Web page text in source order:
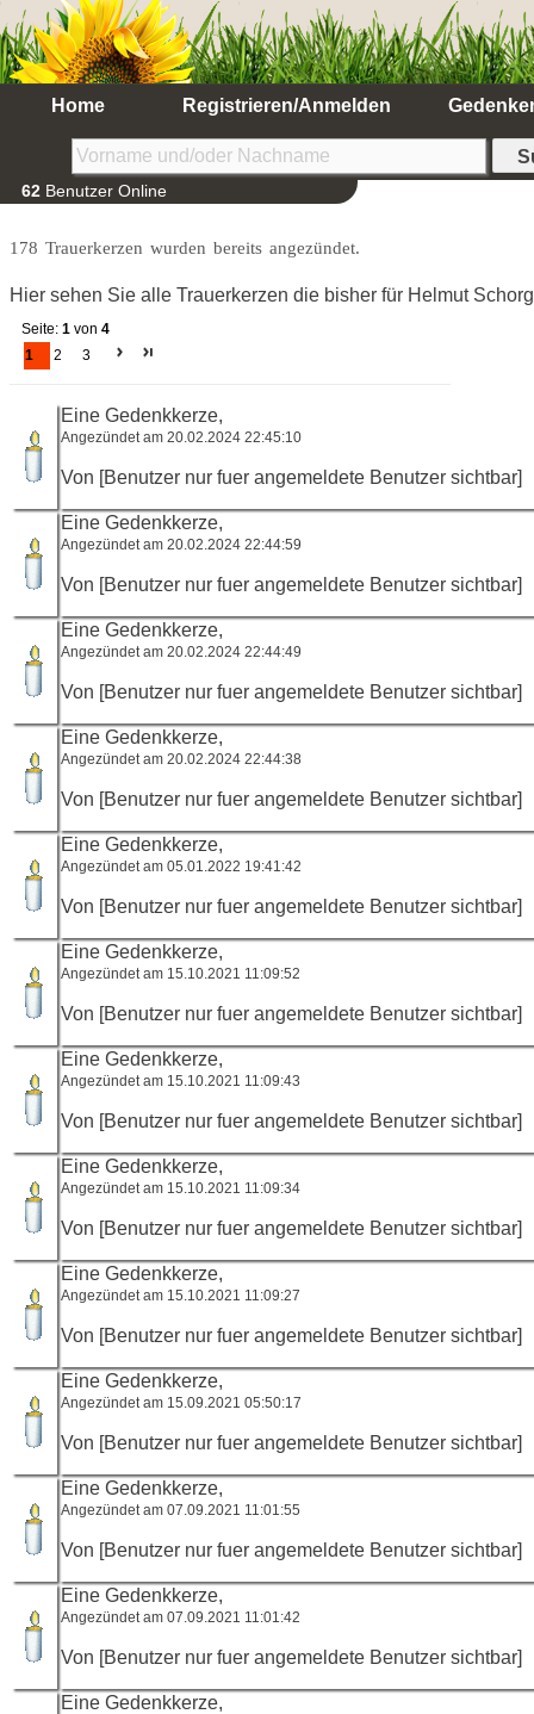
Home Registrieren/Anmelden
62 Benutzer Online
178 Trauerkerzen wurden bereits angezündet.
Hier sehen Sie alle Trauerkerzen die bisher für Helmut
Seite: 1 von 4
1
2 3
Eine Gedenkkerze,
Angezündet am 20.02.2024 22:45:10
Von [Benutzer nur fuer angemeldete Benutzer sichtbar]
Eine Gedenkkerze,
Angezündet am 20.02.2024 22:44:59
Von [Benutzer nur fuer angemeldete Benutzer sichtbar]
Eine Gedenkkerze,
Angezündet am 20.02.2024 22:44:49
Von [Benutzer nur fuer angemeldete Benutzer sichtbar]
Eine Gedenkkerze,
Angezündet am 20.02.2024 22:44:38
Von [Benutzer nur fuer angemeldete Benutzer sichtbar]
Eine Gedenkkerze,
Angezündet am 05.01.2022 19:41:42
Von [Benutzer nur fuer angemeldete Benutzer sichtbar]
Eine Gedenkkerze,
Angezündet am 15.10.2021 11:09:52
Von [Benutzer nur fuer angemeldete Benutzer sichtbar]
Eine Gedenkkerze,
Angezündet am 15.10.2021 11:09:43
Von [Benutzer nur fuer angemeldete Benutzer sichtbar]
Eine Gedenkkerze,
Angezündet am 15.10.2021 11:09:34
Von [Benutzer nur fuer angemeldete Benutzer sichtbar]
Eine Gedenkkerze,
Angezündet am 15.10.2021 11:09:27
Von [Benutzer nur fuer angemeldete Benutzer sichtbar]
Eine Gedenkkerze,
Angezündet am 15.09.2021 05:50:17
Von [Benutzer nur fuer angemeldete Benutzer sichtbar]
Eine Gedenkkerze,
Angezündet am 07.09.2021 11:01:55
Von [Benutzer nur fuer angemeldete Benutzer sichtbar]
Eine Gedenkkerze,
Angezündet am 07.09.2021 11:01:42
Von [Benutzer nur fuer angemeldete Benutzer sichtbar]
Eine Gedenkkerze,